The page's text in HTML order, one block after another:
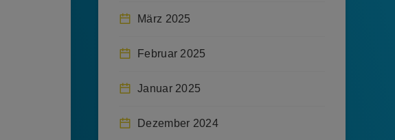
März 2025
Februar 2025
Januar 2025
Dezember 2024